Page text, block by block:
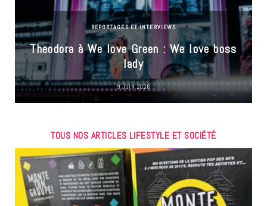
REPORTAGES ET INTERVIEWS
Theodora à We love Green : We love boss
lady
9 JUIN 2026
TOUS NOS ARTICLES LIFESTYLE ET SOCIÉTÉ